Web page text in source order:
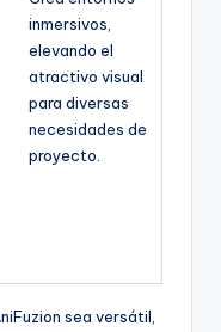
inmersivos,
elevando el
atractivo visual
para diversas
necesidades de
proyecto.
sea versátil,